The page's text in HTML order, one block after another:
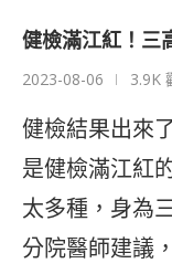
健檢滿江紅！三
2023-08-06 3.9K
健檢結果出來
是健檢滿江紅
太多種，身為
分院醫師建議